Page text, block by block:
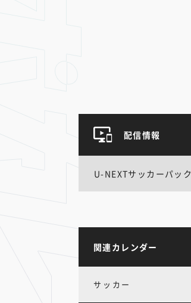
配信情報
U-NEXTサッカーパック
関連カレンダー
サッカー